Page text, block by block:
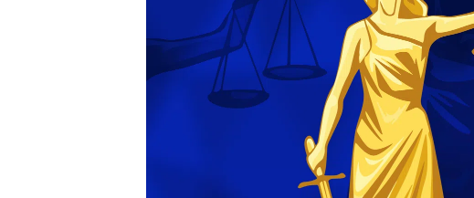
ПОЛІЦІЯ ПОЛТАВЩИНИ РОЗШУКУЄ 62-РІЧНУ
ЛЮДМИЛУ ТИМЧЕНКО
25